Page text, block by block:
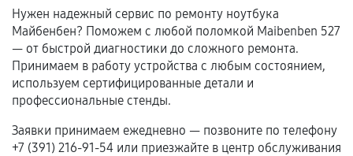
Документы для подтверждения
гарантии
Гарантийный талон.
услуг и сроком гарантии.
Нужен надежный сервис по ремонту ноутбука
Майбенбен? Поможем с любой поломкой Maibenben 527
— от быстрой диагностики до сложного ремонта.
Принимаем в работу устройства с любым состоянием,
используем сертифицированные детали и
профессиональные стенды.
Заявки принимаем ежедневно — позвоните по телефону
+7 (391) 216-91-54 или приезжайте в центр обслуживания